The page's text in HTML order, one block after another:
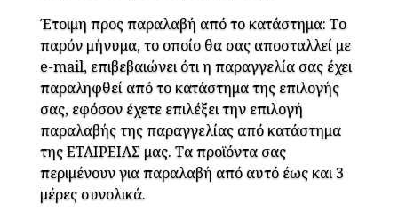
Έτοιμη προς παραλαβή από το κατάστημα: Το
παρόν μήνυμα, το οποίο θα σας αποσταλλεί με
e-mail, επιβεβαιώνει ότι η παραγγελία σας έχει
παραληφθεί από το κατάστημα της επιλογής
σας, εφόσον έχετε επιλέξει την επιλογή
παραλαβής της παραγγελίας από κατάστημα
της ΕΤΑΙΡΕΙΑΣ μας. Τα προϊόντα σας
περιμένουν για παραλαβή από αυτό έως και 3
μέρες συνολικά.